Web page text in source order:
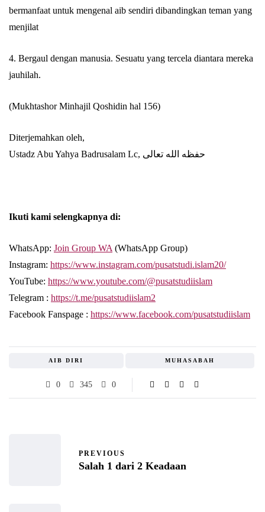
bermanfaat untuk mengenal aib sendiri dibandingkan teman yang
menjilat
4. Bergaul dengan manusia. Sesuatu yang tercela diantara mereka
jauhilah.
(Mukhtashor Minhajil Qoshidin hal 156)
Diterjemahkan oleh,
Ustadz Abu Yahya Badrusalam Lc, حفظه الله تعالى
Ikuti kami selengkapnya di:
WhatsApp: Join Group WA (WhatsApp Group)
Instagram: https://www.instagram.com/pusatstudi.islam20/
YouTube: https://www.youtube.com/@pusatstudiislam
Telegram : https://t.me/pusatstudiislam2
Facebook Fanspage : https://www.facebook.com/pusatstudiislam
AIB DIRI MUHASABAH
0 345 0
PREVIOUS
Salah 1 dari 2 Keadaan